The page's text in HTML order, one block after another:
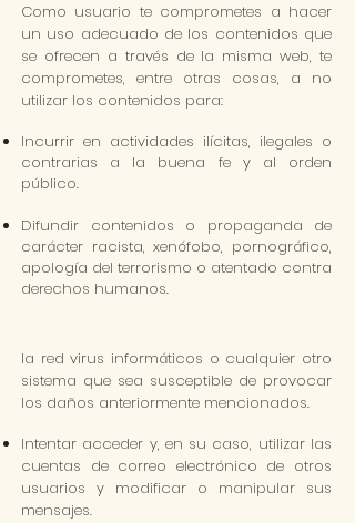
Como usuario te comprometes a hacer
un uso adecuado de los contenidos que
se ofrecen a través de la misma web, te
comprometes, entre otras cosas, a no
utilizar los contenidos para:
Incurrir en actividades ilícitas, ilegales o
contrarias a la buena fe y al orden
público.
Difundir contenidos o propaganda de
carácter racista, xenófobo, pornográfico,
apología del terrorismo o atentado contra
derechos humanos.
la red virus informáticos o cualquier otro
sistema que sea susceptible de provocar
los daños anteriormente mencionados.
Intentar acceder y, en su caso, utilizar las
cuentas de correo electrónico de otros
usuarios y modificar o manipular sus
mensajes.